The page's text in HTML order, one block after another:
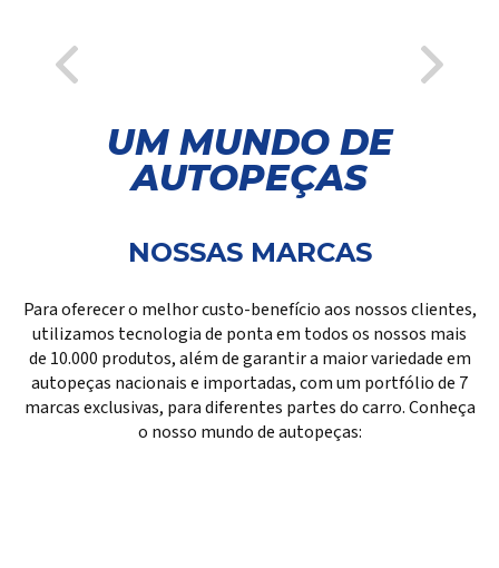
UM MUNDO DE
AUTOPEÇAS
NOSSAS MARCAS
Para oferecer o melhor custo-benefício aos nossos clientes,
utilizamos tecnologia de ponta em todos os nossos mais
de 10.000 produtos, além de garantir a maior variedade em
autopeças nacionais e importadas, com um portfólio de 7
marcas exclusivas, para diferentes partes do carro. Conheça
o nosso mundo de autopeças: